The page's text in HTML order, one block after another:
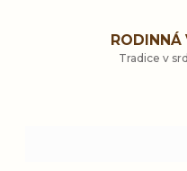
RODINNÁ
Tradice v